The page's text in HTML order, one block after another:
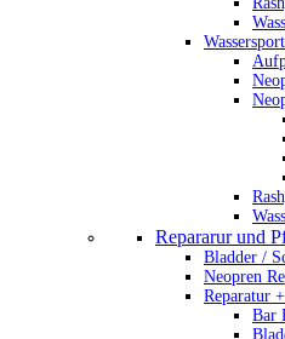
Repararur und
Bladder /
Neopren
Reparatur
Bar